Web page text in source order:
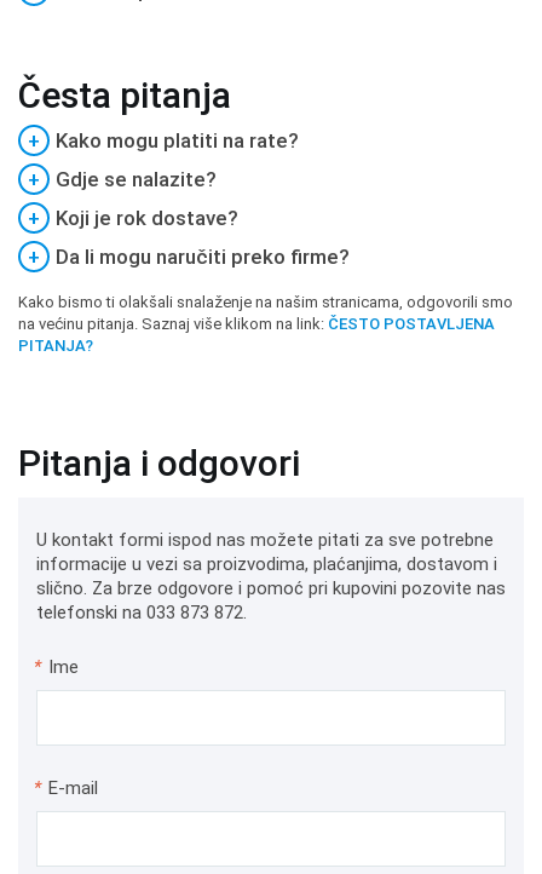
Česta pitanja
+
Kako mogu platiti na rate?
+
Gdje se nalazite?
+
Koji je rok dostave?
+
Da li mogu naručiti preko firme?
Kako bismo ti olakšali snalaženje na našim stranicama, odgovorili smo
na većinu pitanja. Saznaj više klikom na link: ČESTO POSTAVLJENA
PITANJA?
Pitanja i odgovori
U kontakt formi ispod nas možete pitati za sve potrebne
informacije u vezi sa proizvodima, plaćanjima, dostavom i
slično. Za brze odgovore i pomoć pri kupovini pozovite nas
telefonski na 033 873 872.
* Ime
* E-mail